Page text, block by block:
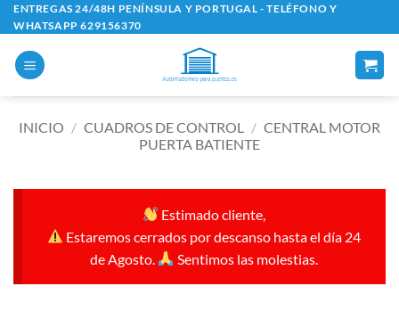
Saltar
al
contenido
ENTREGAS 24/48H PENÍNSULA Y PORTUGAL - TELÉFONO Y
WHATSAPP 629156370
INICIO / CUADROS DE CONTROL / CENTRAL MOTOR
PUERTA BATIENTE
Estimado cliente,
Estaremos cerrados por descanso hasta el día 24
de Agosto.
Sentimos las molestias.